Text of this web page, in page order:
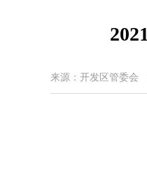
来源：开发区管委会